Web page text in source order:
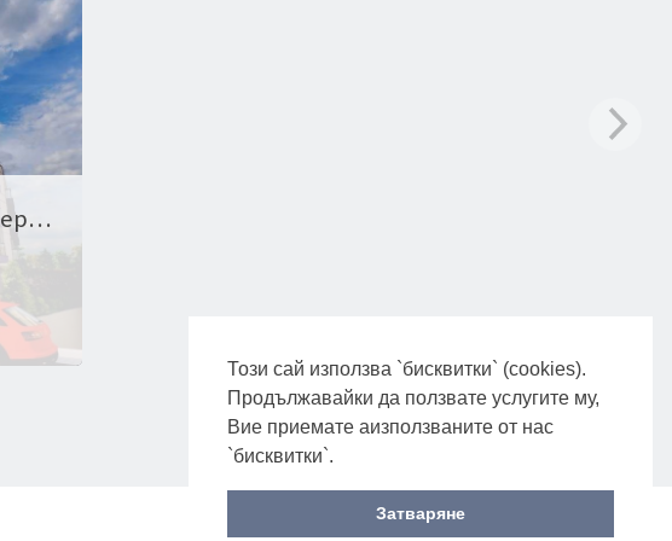
Този сай използва `бисквитки` (cookies).
Продължавайки да ползвате услугите му,
Вие приемате аизползваните от нас
`бисквитки`.
Затваряне
2-стаен в , Люлин 6, София Оферта № 10950